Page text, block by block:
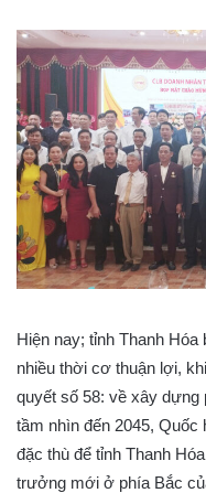
Hiện nay; tỉnh Thanh
nhiều thời cơ thuận lợi,
quyết số 58: về xây dựng
tầm nhìn đến 2045, Quốc
đặc thù để tỉnh Thanh
trưởng mới ở phía Bắc